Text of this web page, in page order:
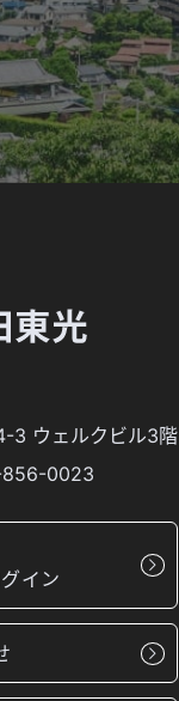
3 ウェルクビル3階
0023
イン